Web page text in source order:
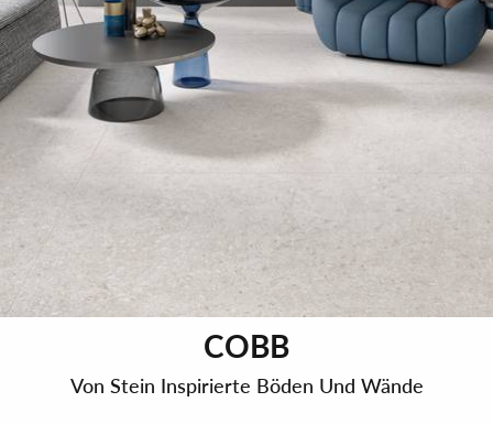
COBB
Von Stein Inspirierte Böden Und Wände